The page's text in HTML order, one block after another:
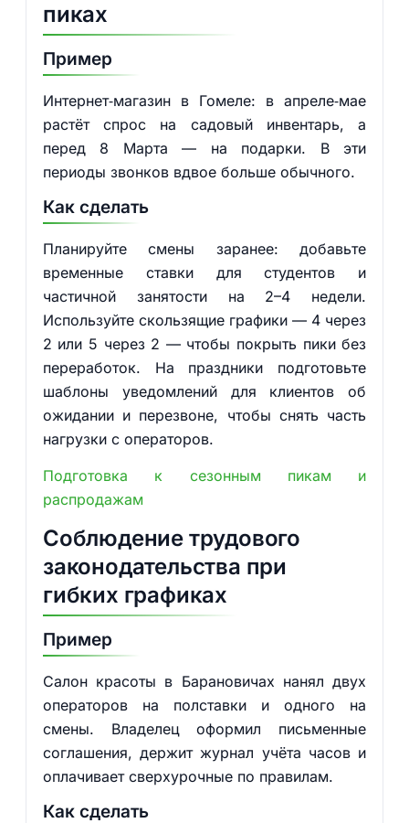
пиках
Пример
Интернет‑магазин в Гомеле: в апреле‑мае
растёт спрос на садовый инвентарь, а
перед 8 Марта — на подарки. В эти
периоды звонков вдвое больше обычного.
Как сделать
Планируйте смены заранее: добавьте
временные ставки для студентов и
частичной занятости на 2–4 недели.
Используйте скользящие графики — 4 через
2 или 5 через 2 — чтобы покрыть пики без
переработок. На праздники подготовьте
шаблоны уведомлений для клиентов об
ожидании и перезвонe, чтобы снять часть
нагрузки с операторов.
Подготовка к сезонным пикам и
распродажам
Соблюдение трудового
законодательства при
гибких графиках
Пример
Салон красоты в Барановичах нанял двух
операторов на полставки и одного на
смены. Владелец оформил письменные
соглашения, держит журнал учёта часов и
оплачивает сверхурочные по правилам.
Как сделать